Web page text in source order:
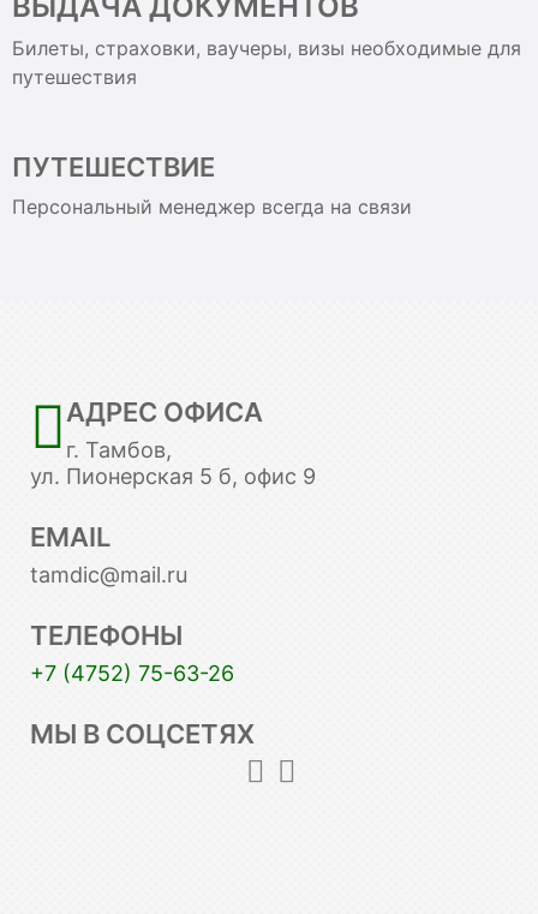
ВЫДАЧА ДОКУМЕНТОВ
Билеты, страховки, ваучеры, визы необходимые для
путешествия
ПУТЕШЕСТВИЕ
Персональный менеджер всегда на связи
АДРЕС ОФИСА
г. Тамбов,
ул. Пионерская 5 б, офис 9
EMAIL
tamdic@mail.ru
ТЕЛЕФОНЫ
+7 (4752) 75-63-26
МЫ В СОЦСЕТЯХ